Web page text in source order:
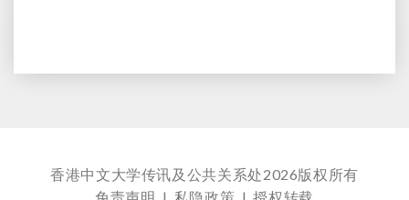
香港中文大学传讯及公共关系处2026版权所有
香港中文大学传讯及公共关系处2026版权所有